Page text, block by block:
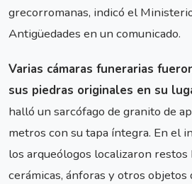
grecorromanas, indicó el
Antigüedades en un comunicado.
Varias cámaras funerarias
sus piedras originales en su
halló un sarcófago de granito de
metros con su tapa íntegra. En el
los arqueólogos localizaron restos
cerámicas, ánforas y otros